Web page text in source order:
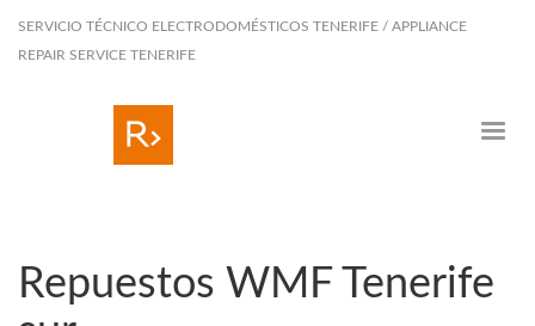
SERVICIO TÉCNICO ELECTRODOMÉSTICOS TENERIFE / APPLIANCE
REPAIR SERVICE TENERIFE
Repuestos WMF Tenerife